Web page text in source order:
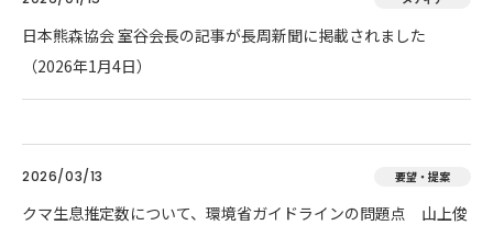
日本熊森協会 室谷会長の記事が長周新聞に掲載されました
（2026年1月4日）
2026/03/13 要望・提案
クマ生息推定数について、環境省ガイドラインの問題点 山上俊